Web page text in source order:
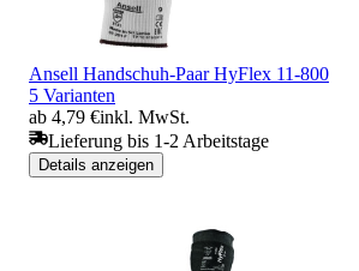
Ansell Handschuh-Paar HyFlex 11-800
5 Varianten
ab 4,79 €inkl. MwSt.
Lieferung bis 1-2 Arbeitstage
Details anzeigen